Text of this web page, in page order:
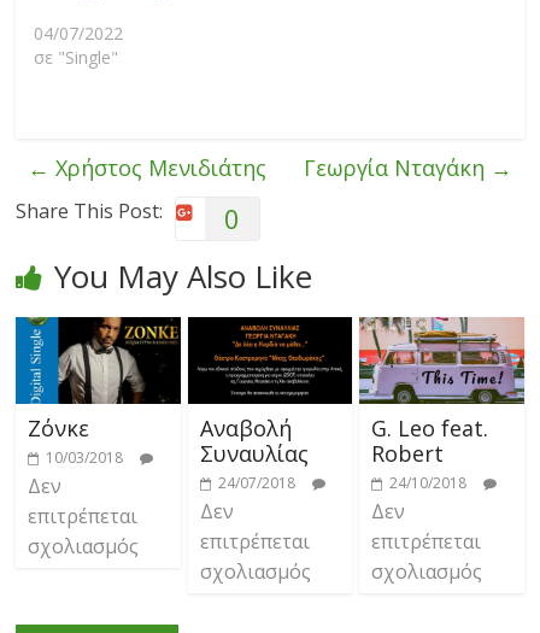
04/07/2022
σε "Single"
← Χρήστος Μενιδιάτης Γεωργία Νταγάκη →
Share This Post: 0
You May Also Like
Ζόνκε
10/03/2018
Δεν
επιτρέπεται
σχολιασμός
Αναβολή
Συναυλίας
24/07/2018
Δεν
επιτρέπεται
σχολιασμός
G. Leo feat.
Robert
24/10/2018
Δεν
επιτρέπεται
σχολιασμός